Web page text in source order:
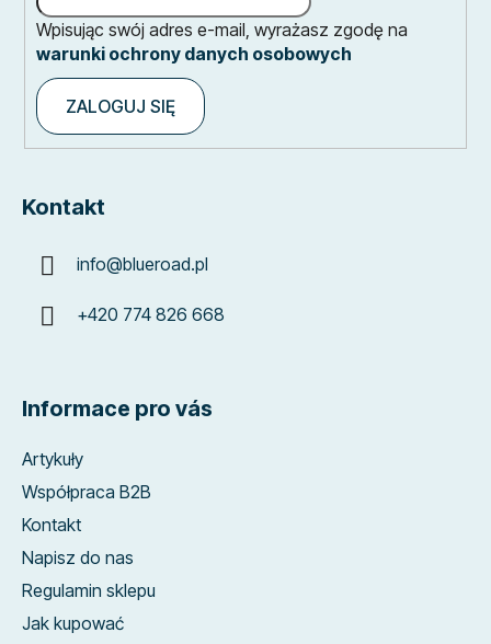
Wpisując swój adres e-mail, wyrażasz zgodę na
warunki ochrony danych osobowych
ZALOGUJ SIĘ
Kontakt
info@blueroad.pl
+420 774 826 668
Informace pro vás
Artykuły
Współpraca B2B
Kontakt
Napisz do nas
Regulamin sklepu
Jak kupować